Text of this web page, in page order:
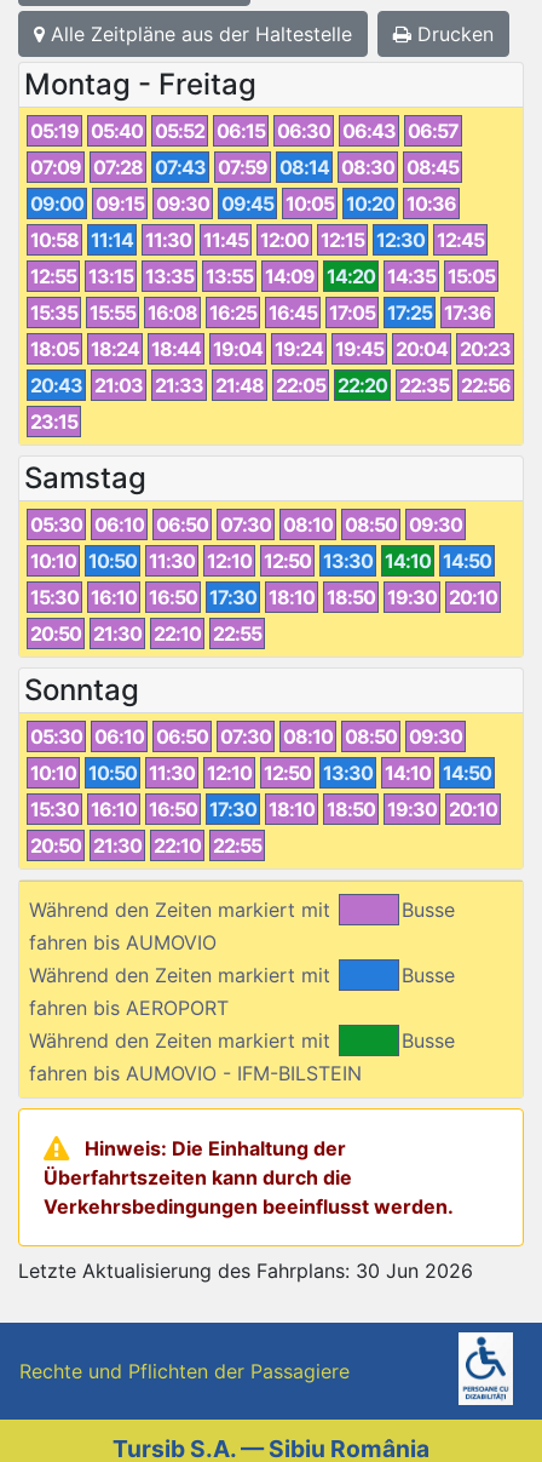
Alle Zeitpläne aus der Haltestelle Drucken
Montag - Freitag
05:19 05:40 05:52 06:15 06:30 06:43 06:57
07:09 07:28 07:43 07:59 08:14 08:30 08:45
09:00 09:15 09:30 09:45 10:05 10:20 10:36
10:58 11:14 11:30 11:45 12:00 12:15 12:30 12:45
12:55 13:15 13:35 13:55 14:09 14:20 14:35 15:05
15:35 15:55 16:08 16:25 16:45 17:05 17:25 17:36
18:05 18:24 18:44 19:04 19:24 19:45 20:04 20:23
20:43 21:03 21:33 21:48 22:05 22:20 22:35 22:56
23:15
Samstag
05:30 06:10 06:50 07:30 08:10 08:50 09:30
10:10 10:50 11:30 12:10 12:50 13:30 14:10 14:50
15:30 16:10 16:50 17:30 18:10 18:50 19:30 20:10
20:50 21:30 22:10 22:55
Sonntag
05:30 06:10 06:50 07:30 08:10 08:50 09:30
10:10 10:50 11:30 12:10 12:50 13:30 14:10 14:50
15:30 16:10 16:50 17:30 18:10 18:50 19:30 20:10
20:50 21:30 22:10 22:55
Während den Zeiten markiert mit
Busse
fahren bis AUMOVIO
Während den Zeiten markiert mit
Busse
fahren bis AEROPORT
Während den Zeiten markiert mit
Busse
fahren bis AUMOVIO - IFM-BILSTEIN
Hinweis: Die Einhaltung der
Überfahrtszeiten kann durch die
Verkehrsbedingungen beeinflusst werden.
Letzte Aktualisierung des Fahrplans: 30 Jun 2026
Rechte und Pflichten der Passagiere
Tursib S.A. — Sibiu România